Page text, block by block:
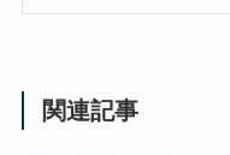
関連記事